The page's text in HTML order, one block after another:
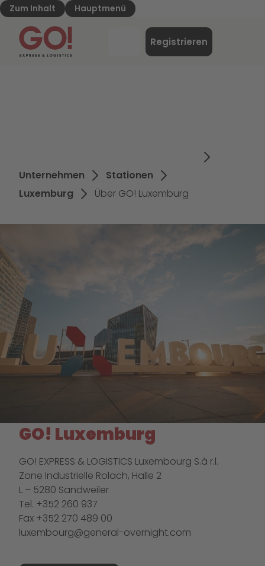
Zum Inhalt Hauptmenü
GO! Express & Logistics - Zur Starteite
Registrieren
Unternehmen
Stationen
Luxemburg
Über GO! Luxemburg
GO! Luxemburg
GO! EXPRESS & LOGISTICS Luxembourg S.à r.l.
Zone Industrielle Rolach, Halle 2
L – 5280 Sandweiler
Tel. +352 260 937
Fax +352 270 489 00
luxembourg@general-overnight.com